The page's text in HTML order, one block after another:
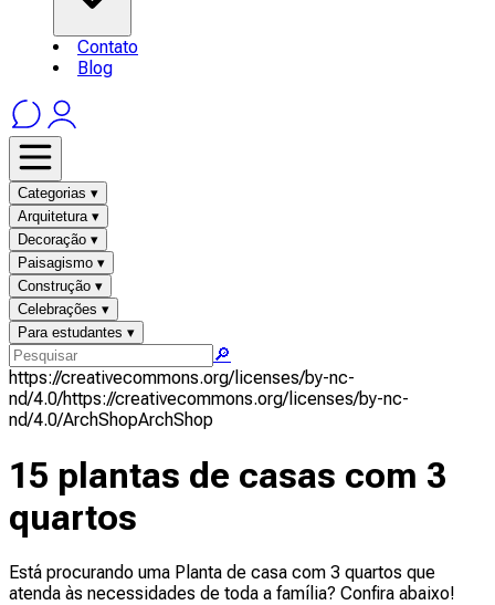
Contato
Blog
Categorias ▾
Arquitetura ▾
Decoração ▾
Paisagismo ▾
Construção ▾
Celebrações ▾
Para estudantes ▾
🔎
https://creativecommons.org/licenses/by-nc-
nd/4.0/https://creativecommons.org/licenses/by-nc-
nd/4.0/ArchShopArchShop
15 plantas de casas com 3
quartos
Está procurando uma Planta de casa com 3 quartos que
atenda às necessidades de toda a família? Confira abaixo!